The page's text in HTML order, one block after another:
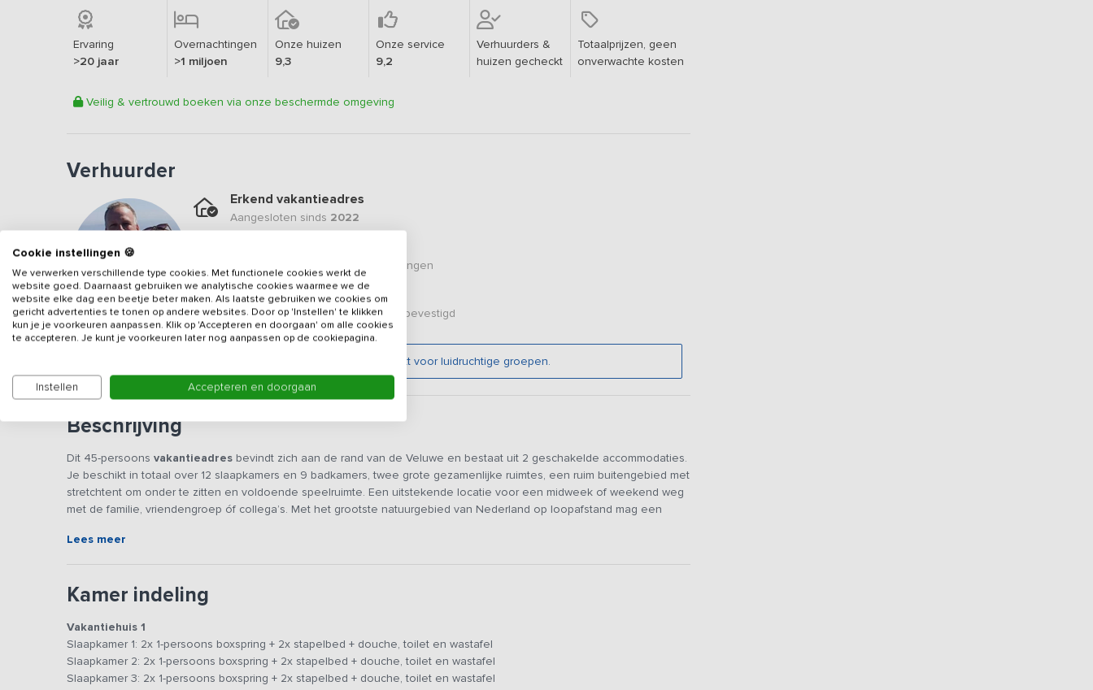
Ervaring
>20 jaar
Overnachtingen
>1 miljoen
Onze huizen
9,3
Onze service
9,2
Verhuurders &
huizen gecheckt
Totaalprijzen, geen
onverwachte kosten
Veilig & vertrouwd boeken via onze beschermde omgeving
Verhuurder
Erkend vakantieadres
Aangesloten sinds 2022
beoordelingen
Veilig & vertrouwd
Gegevens van de verhuurder zijn bevestigd
Gezien de ligging met naaste buren is dit verblijf niet geschikt voor luidruchtige groepen.
Beschrijving
Dit 45-persoons vakantieadres bevindt zich aan de rand van de Veluwe en bestaat uit 2 geschakelde accommodaties.
Je beschikt in totaal over 12 slaapkamers en 9 badkamers, twee grote gezamenlijke ruimtes, een ruim buitengebied met
stretchtent om onder te zitten en voldoende speelruimte. Een uitstekende locatie voor een midweek of weekend weg
met de familie, vriendengroep óf collega’s. Met het grootste natuurgebied van Nederland op loopafstand mag een
ene naar de andere accommodatie te komen loop je buitenom, maar in één van de accommodaties is genoeg ruimte
Bij goed weer is het uiteraard ook mogelijk om de dag buiten te beginnen, waar je óf in het zonnetje, of onder de
schaduwrijke stretchtent goed kunt vertoeven. De buitenruimte en tenten zijn groot genoeg om met het hele
gezelschap samen te zitten! De ruime keukens zijn van alle gemakken voorzien, waaronder een oven, magnetron,
Lees meer
Kamer indeling
Vakantiehuis 1
Slaapkamer 1: 2x 1-persoons boxspring + 2x stapelbed + douche, toilet en wastafel
Slaapkamer 2: 2x 1-persoons boxspring + 2x stapelbed + douche, toilet en wastafel
Slaapkamer 3: 2x 1-persoons boxspring + 2x stapelbed + douche, toilet en wastafel
Cookie instellingen 🍪
We verwerken verschillende type cookies. Met functionele cookies werkt de
website goed. Daarnaast gebruiken we analytische cookies waarmee we de
website elke dag een beetje beter maken. Als laatste gebruiken we cookies om
gericht advertenties te tonen op andere websites. Door op 'Instellen' te klikken
kun je je voorkeuren aanpassen. Klik op 'Accepteren en doorgaan' om alle cookies
te accepteren. Je kunt je voorkeuren later nog aanpassen op de cookiepagina.
Instellen Accepteren en doorgaan